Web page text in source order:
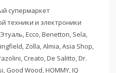
супермаркет
техники и электроники
Ecco, Benetton, Sela,
Zolla, Almia, Asia Shop,
Creato, De Salitto, Dr.
Good Wood, HOMMY, IQ